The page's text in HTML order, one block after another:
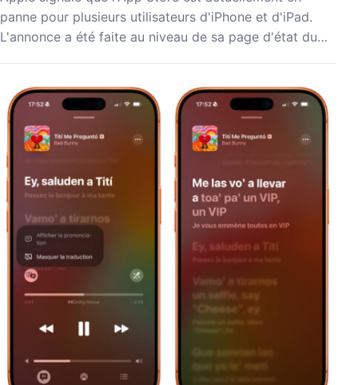
panne pour plusieurs utilisateurs d'iPhone et d'iPad.
L'annonce a été faite au niveau de sa page d'état du…